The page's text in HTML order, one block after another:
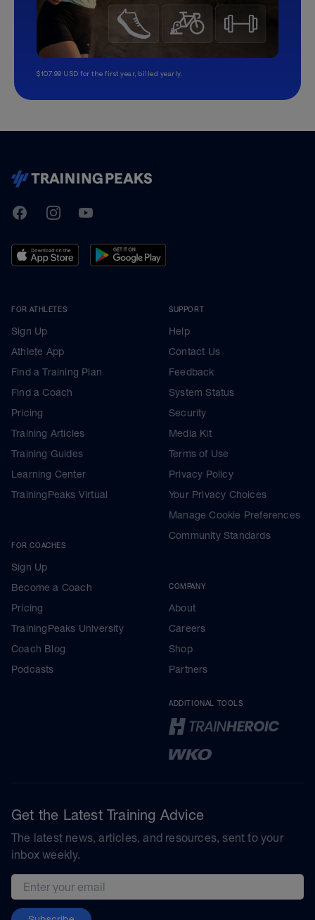
$107.99 USD for the first year, billed yearly.
TrainingPeaks
FacebookInstagramYoutube
FOR ATHLETES
Sign Up
Athlete App
Find a Training Plan
Find a Coach
Pricing
Training Articles
Training Guides
Learning Center
TrainingPeaks Virtual
FOR COACHES
Sign Up
Become a Coach
Pricing
TrainingPeaks University
Coach Blog
Podcasts
SUPPORT
Help
Contact Us
Feedback
System Status
Security
Media Kit
Terms of Use
Privacy Policy
Your Privacy Choices
Manage Cookie Preferences
Community Standards
COMPANY
About
Careers
Shop
Partners
ADDITIONAL TOOLS
Get the Latest Training Advice
The latest news, articles, and resources, sent to your
inbox weekly.
Email address